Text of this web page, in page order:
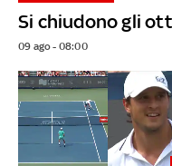
Si chiudono gli
09 ago - 08:00